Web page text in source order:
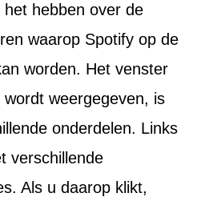
hebben over de
waarop Spotify op de
worden. Het venster
weergegeven, is
onderdelen. Links
verschillende
Als u daarop klikt,